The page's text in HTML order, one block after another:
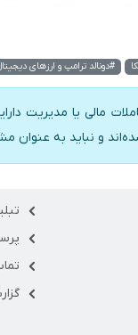
#دونالد ترامپ و ارزهای
مالی یا مدیریت
و نباید به عنوان